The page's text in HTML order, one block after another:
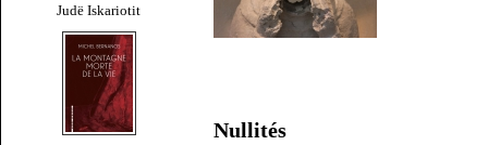
Judë Iskariotit
Nullités